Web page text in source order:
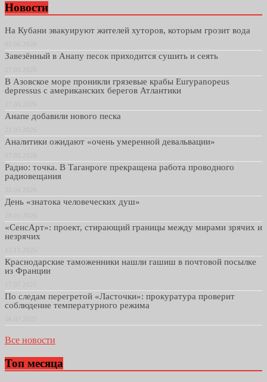
Новости
На Кубани эвакуируют жителей хуторов, которым грозит вода
Завезённый в Анапу песок приходится сушить и сеять
В Азовское море проникли грязевые крабы Eurypanopeus
depressus с американских берегов Атлантики
Анапе добавили нового песка
Аналитики ожидают «очень умеренной девальвации»
Радио: точка. В Таганроге прекращена работа проводного
радиовещания
День «знатока человеческих душ»
«СенсАрт»: проект, стирающий границы между мирами зрячих и
незрячих
Краснодарские таможенники нашли гашиш в почтовой посылке
из Франции
По следам перегретой «Ласточки»: прокуратура проверит
соблюдение температурного режима
Все новости
Топ месяца